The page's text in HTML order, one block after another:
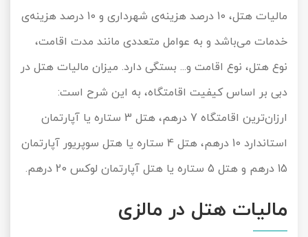
مالیات هتل، 10 درصد هزینه‌ی شهرداری و 10 درصد هزینه‌ی
خدمات می‌باشد و به عوامل متعددی مانند مدت اقامت،
نوع هتل، نوع اقامت و... بستگی دارد. میزان مالیات هتل در
دبی بر اساس کیفیت اقامتگاه، به این شرح است:
ارزان‌ترین اقامتگاه 7 درهم، هتل 3 ستاره یا آپارتمان
استاندارد 10 درهم، هتل 4 ستاره یا هتل سوپریور آپارتمان
15 درهم و هتل 5 ستاره یا هتل آپارتمان لوکس 20 درهم.
مالیات هتل در مالزی